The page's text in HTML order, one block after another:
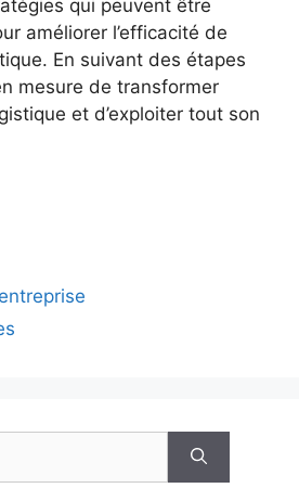
qui peuvent être
améliorer l’efficacité de
En suivant des étapes
mesure de transformer
et d’exploiter tout son